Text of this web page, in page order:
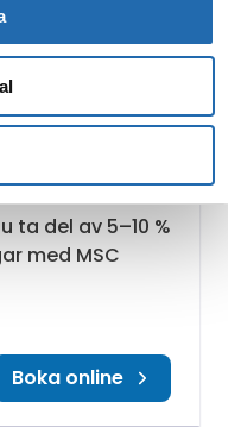
ta del av 5–10 %
med MSC
Boka online